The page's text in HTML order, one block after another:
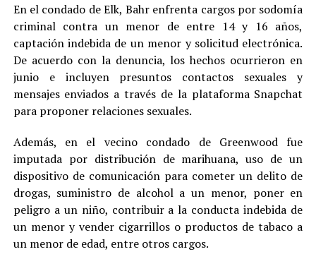
En el condado de Elk, Bahr enfrenta cargos por sodomía
criminal contra un menor de entre 14 y 16 años,
captación indebida de un menor y solicitud electrónica.
De acuerdo con la denuncia, los hechos ocurrieron en
junio e incluyen presuntos contactos sexuales y
mensajes enviados a través de la plataforma Snapchat
para proponer relaciones sexuales.
Además, en el vecino condado de Greenwood fue
imputada por distribución de marihuana, uso de un
dispositivo de comunicación para cometer un delito de
drogas, suministro de alcohol a un menor, poner en
peligro a un niño, contribuir a la conducta indebida de
un menor y vender cigarrillos o productos de tabaco a
un menor de edad, entre otros cargos.